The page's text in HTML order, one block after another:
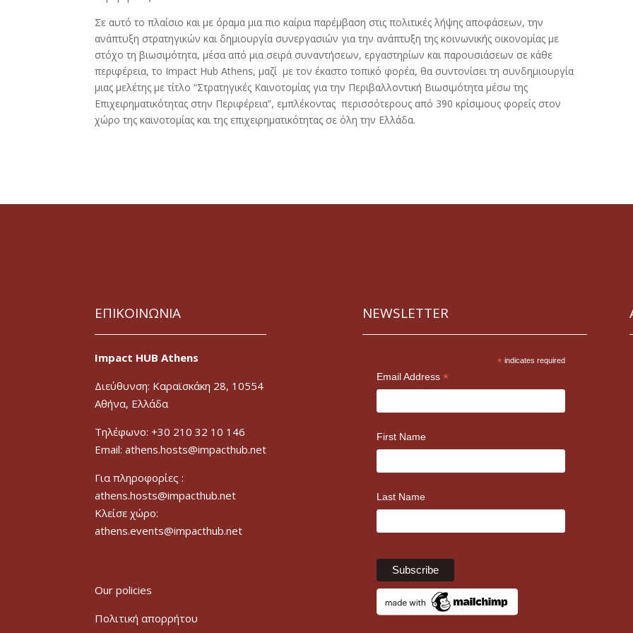
Σε αυτό το πλαίσιο και με όραμα μια πιο καίρια παρέμβαση στις πολιτικές λήψης αποφάσεων, την
ανάπτυξη στρατηγικών και δημιουργία συνεργασιών για την ανάπτυξη της κοινωνικής οικονομίας με
στόχο τη βιωσιμότητα, μέσα από μια σειρά συναντήσεων, εργαστηρίων και παρουσιάσεων σε κάθε
περιφέρεια, το Impact Hub Athens, μαζί με τον έκαστο τοπικό φορέα, θα συντονίσει τη συνδημιουργία
μιας μελέτης με τίτλο “Στρατηγικές Καινοτομίας για την Περιβαλλοντική Βιωσιμότητα μέσω της
Επιχειρηματικότητας στην Περιφέρεια”, εμπλέκοντας περισσότερους από 390 κρίσιμους φορείς στον
χώρο της καινοτομίας και της επιχειρηματικότητας σε όλη την Ελλάδα.
ΕΠΙΚΟΙΝΩΝΙΑ
Impact HUB Athens
Διεύθυνση: Καραϊσκάκη 28, 10554
Αθήνα, Ελλάδα
Τηλέφωνο: +30 210 32 10 146
Email: athens.hosts@impacthub.net
Για πληροφορίες :
athens.hosts@impacthub.net
Κλείσε χώρο:
athens.events@impacthub.net
Our policies
Πολιτική απορρήτου
NEWSLETTER
* indicates required
Email Address *
First Name
Last Name